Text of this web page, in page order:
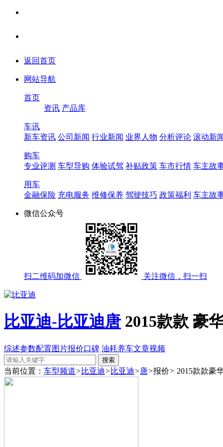
返回首页
网站导航
首页
资讯 产品库
车讯
新车资讯 公司新闻 行业新闻 业界人物 分析评论 滚动新
购车
专业评测 车型导购 体验试驾 补贴政策 车市行情 车主故
用车
金融保险 充电服务 维修保养 驾驶技巧 政策福利 车主故
微信公众号
扫二维码加微信 关注微信，扫一扫
比亚迪-比亚迪唐 2015款款 豪
综述参数配置图片报价口碑 油耗养车文章视频
当前位置： 车型频道>比亚迪>比亚迪>唐>报价> 2015款款豪